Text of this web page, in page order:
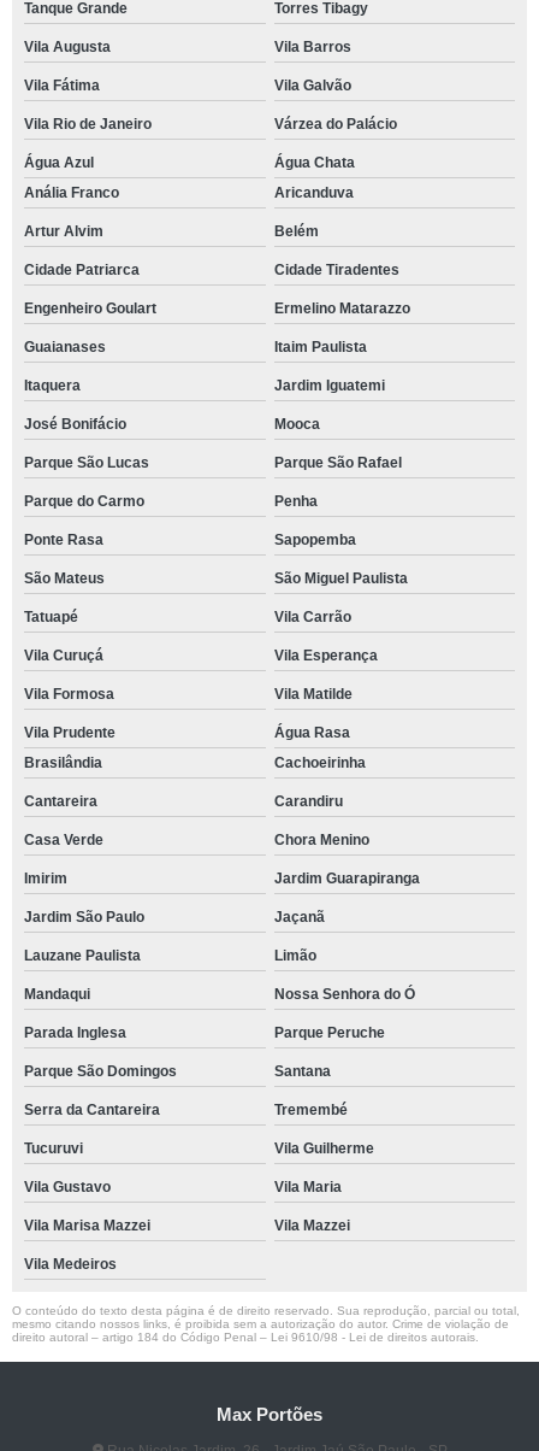
Tanque Grande Torres Tibagy
Vila Augusta Vila Barros
Vila Fátima Vila Galvão
Vila Rio de Janeiro Várzea do Palácio
Água Azul
Água Chata
Anália Franco
Aricanduva
Artur Alvim Belém
Cidade Patriarca Cidade Tiradentes
Engenheiro Goulart Ermelino Matarazzo
Guaianases Itaim Paulista
Itaquera Jardim Iguatemi
José Bonifácio Mooca
Parque São Lucas Parque São Rafael
Parque do Carmo Penha
Ponte Rasa Sapopemba
São Mateus São Miguel Paulista
Tatuapé Vila Carrão
Vila Curuçá Vila Esperança
Vila Formosa Vila Matilde
Vila Prudente
Água Rasa
Brasilândia
Cachoeirinha
Cantareira Carandiru
Casa Verde Chora Menino
Imirim Jardim Guarapiranga
Jardim São Paulo Jaçanã
Lauzane Paulista Limão
Mandaqui Nossa Senhora do Ó
Parada Inglesa Parque Peruche
Parque São Domingos Santana
Serra da Cantareira Tremembé
Tucuruvi Vila Guilherme
Vila Gustavo Vila Maria
Vila Marisa Mazzei Vila Mazzei
Vila Medeiros
O conteúdo do texto desta página é de direito reservado. Sua reprodução, parcial ou total,
mesmo citando nossos links, é proibida sem a autorização do autor. Crime de violação de
direito autoral – artigo 184 do Código Penal – Lei 9610/98 - Lei de direitos autorais
Max Portões